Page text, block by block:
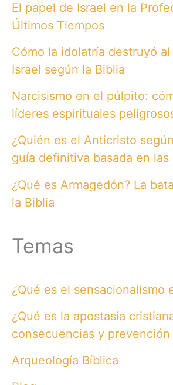
El papel de Israel en la
Últimos Tiempos
Cómo la idolatría destruyó
Israel según la Biblia
Narcisismo en el púlpito:
líderes espirituales
¿Quién es el Anticristo
guía definitiva basada en las
¿Qué es Armagedón? La
la Biblia
Temas
¿Qué es el sensacionalismo
¿Qué es la apostasía
consecuencias y prevención
Arqueología Bíblica